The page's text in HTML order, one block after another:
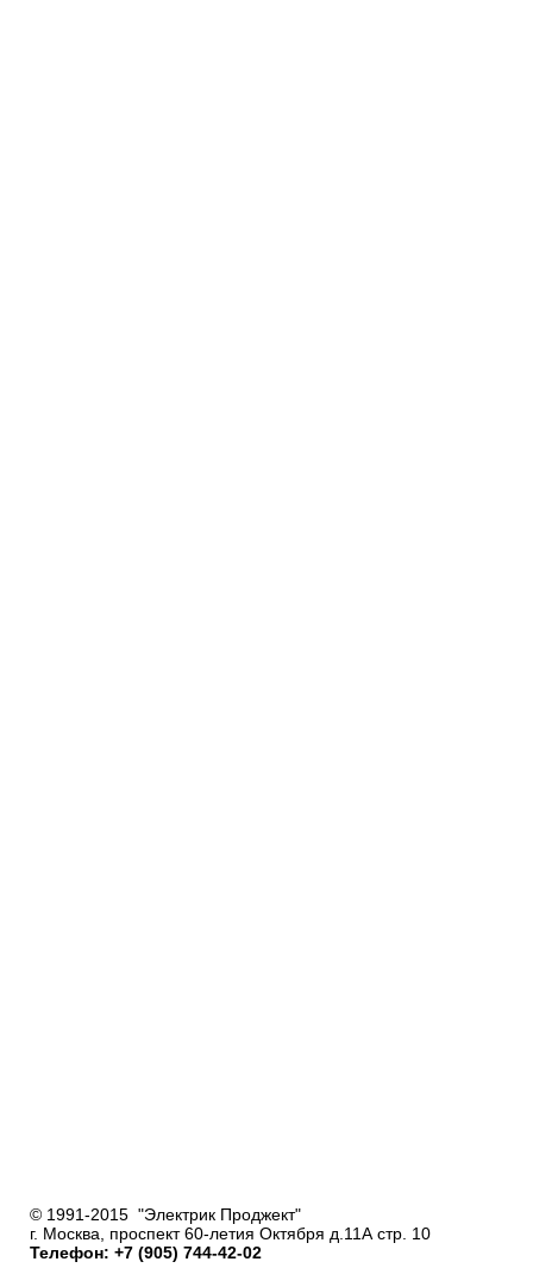
© 1991-2015 "Электрик Проджект"
г. Москва, проспект 60-летия Октября д.11А стр. 10
Телефон: +7 (905) 744-42-02